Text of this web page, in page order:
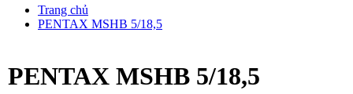
Trang chủ
PENTAX MSHB 5/18,5
PENTAX MSHB 5/18,5